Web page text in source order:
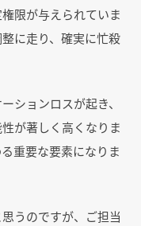
限が与えられていま
に走り、確実に忙殺
ションロスが起き、
が著しく高くなりま
重要な要素になりま
うのですが、ご担当